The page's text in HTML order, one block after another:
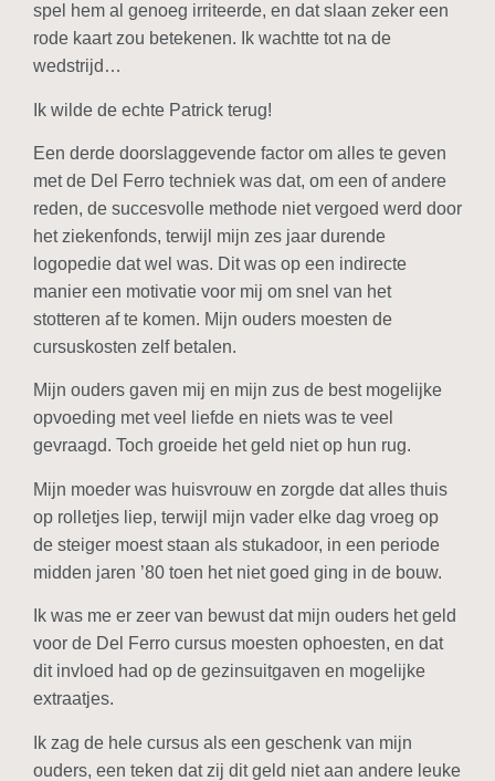
spel hem al genoeg irriteerde, en dat slaan zeker een
rode kaart zou betekenen. Ik wachtte tot na de
wedstrijd…
Ik wilde de echte Patrick terug!
Een derde doorslaggevende factor om alles te geven
met de Del Ferro techniek was dat, om een of andere
reden, de succesvolle methode niet vergoed werd door
het ziekenfonds, terwijl mijn zes jaar durende
logopedie dat wel was. Dit was op een indirecte
manier een motivatie voor mij om snel van het
stotteren af te komen. Mijn ouders moesten de
cursuskosten zelf betalen.
Mijn ouders gaven mij en mijn zus de best mogelijke
opvoeding met veel liefde en niets was te veel
gevraagd. Toch groeide het geld niet op hun rug.
Mijn moeder was huisvrouw en zorgde dat alles thuis
op rolletjes liep, terwijl mijn vader elke dag vroeg op
de steiger moest staan als stukadoor, in een periode
midden jaren ’80 toen het niet goed ging in de bouw.
Ik was me er zeer van bewust dat mijn ouders het geld
voor de Del Ferro cursus moesten ophoesten, en dat
dit invloed had op de gezinsuitgaven en mogelijke
extraatjes.
Ik zag de hele cursus als een geschenk van mijn
ouders, een teken dat zij dit geld niet aan andere leuke